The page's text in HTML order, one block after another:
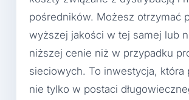
pośredników. Możesz otrzymać
wyższej jakości w tej samej lub
niższej cenie niż w przypadku
sieciowych. To inwestycja, która
nie tylko w postaci